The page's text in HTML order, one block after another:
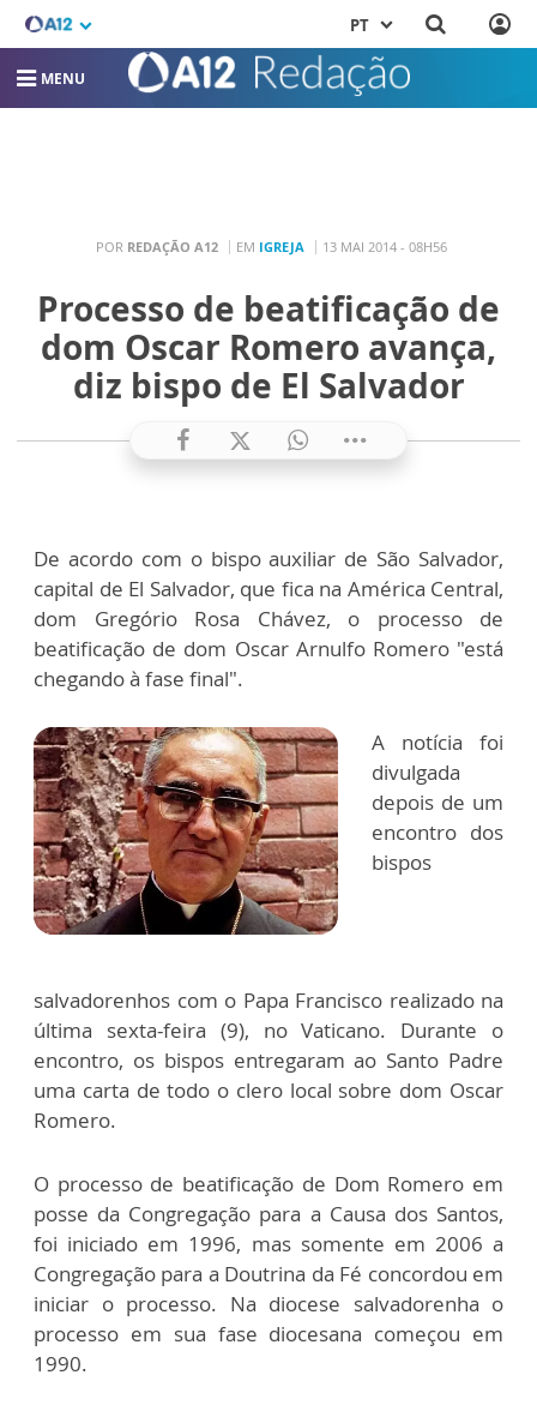
PT
MENU
POR REDAÇÃO A12 EM IGREJA 13 MAI 2014 - 08H56
Processo de beatificação de
dom Oscar Romero avança,
diz bispo de El Salvador
De acordo com o bispo auxiliar de São Salvador,
capital de El Salvador, que fica na América Central,
dom Gregório Rosa Chávez, o processo de
beatificação de dom Oscar Arnulfo Romero "está
chegando à fase final".
A notícia foi
divulgada
depois de um
encontro dos
bispos
salvadorenhos com o Papa Francisco realizado na
última sexta-feira (9), no Vaticano. Durante o
encontro, os bispos entregaram ao Santo Padre
uma carta de todo o clero local sobre dom Oscar
Romero.
O processo de beatificação de Dom Romero em
posse da Congregação para a Causa dos Santos,
foi iniciado em 1996, mas somente em 2006 a
Congregação para a Doutrina da Fé concordou em
iniciar o processo. Na diocese salvadorenha o
processo em sua fase diocesana começou em
1990.